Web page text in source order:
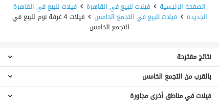
الصفحة الرئيسية
فيلات للبيع في القاهرة فيلات للبيع في القاهرة
الجديدة فيلات للبيع في التجمع الخامس فيلات 4 غرفة نوم للبيع في
التجمع الخامس
فيلات 2 غرفة نوم للبيع في التجمع الخامس
فيلات 3 غرف نوم للبيع في التجمع الخامس
نتائج مقترحة
فيلات 4 غرف نوم للبيع في كومباوند قطامية هايتس
بالقرب من التجمع الخامس
فيلات في مناطق أخرى مجاورة